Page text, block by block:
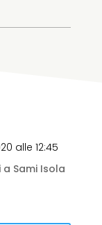
alle 12:45
Sami Isola